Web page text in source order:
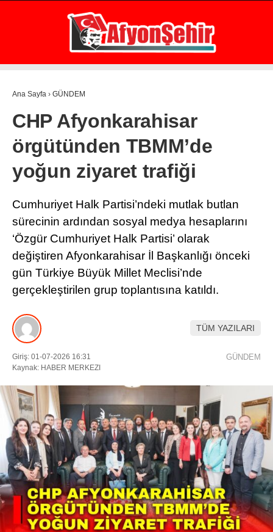
WhatsApp İhbar Hattı
Facebook
Instagram
Youtube
31.2 °
AFYON
GÜNDEM
EKONOMİ
ASAYİŞ
POLİTİKA
SPOR
SAĞLIK
EĞİTİM
İLÇE
DIĞER
ÇEVRE
RESMI İLANLAR
E-GAZETE
CANLI YAYIN
Ana Sayfa › GÜNDEM
CHP Afyonkarahisar
örgütünden TBMM’de
yoğun ziyaret trafiği
Cumhuriyet Halk Partisi’ndeki mutlak butlan
sürecinin ardından sosyal medya hesaplarını
‘Özgür Cumhuriyet Halk Partisi’ olarak
değiştiren Afyonkarahisar İl Başkanlığı önceki
gün Türkiye Büyük Millet Meclisi’nde
gerçekleştirilen grup toplantısına katıldı.
TÜM YAZILARI
Giriş: 01-07-2026 16:31
Kaynak: HABER MERKEZI
GÜNDEM